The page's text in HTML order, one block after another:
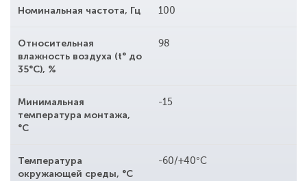
Номинальная частота, Гц 100
Относительная
влажность воздуха (t° до
35°С), %
98
Минимальная
температура монтажа,
°С
-15
Температура
окружающей среды, °С
-60/+40°С